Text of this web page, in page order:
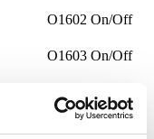
O1602 On/Off
O1603 On/Off